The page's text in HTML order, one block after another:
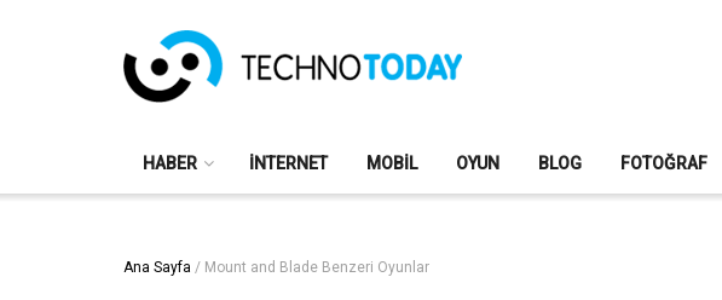
HABER İNTERNET MOBIL OYUN BLOG FOTOĞRAF
Ana Sayfa / Mount and Blade Benzeri Oyunlar